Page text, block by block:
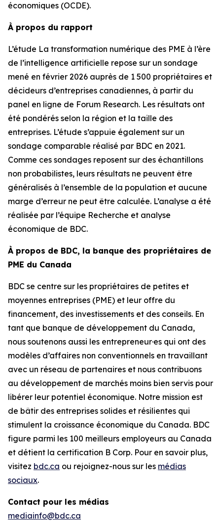
économiques (OCDE).
À propos du rapport
L’étude La transformation numérique des PME à l’ère
de l’intelligence artificielle repose sur un sondage
mené en février 2026 auprès de 1 500 propriétaires et
décideurs d’entreprises canadiennes, à partir du
panel en ligne de Forum Research. Les résultats ont
été pondérés selon la région et la taille des
entreprises. L’étude s’appuie également sur un
sondage comparable réalisé par BDC en 2021.
Comme ces sondages reposent sur des échantillons
non probabilistes, leurs résultats ne peuvent être
généralisés à l’ensemble de la population et aucune
marge d’erreur ne peut être calculée. L’analyse a été
réalisée par l’équipe Recherche et analyse
économique de BDC.
À propos de BDC, la banque des propriétaires de
PME du Canada
BDC se centre sur les propriétaires de petites et
moyennes entreprises (PME) et leur offre du
financement, des investissements et des conseils. En
tant que banque de développement du Canada,
nous soutenons aussi les entrepreneur·es qui ont des
modèles d’affaires non conventionnels en travaillant
avec un réseau de partenaires et nous contribuons
au développement de marchés moins bien servis pour
libérer leur potentiel économique. Notre mission est
de bâtir des entreprises solides et résilientes qui
stimulent la croissance économique du Canada. BDC
figure parmi les 100 meilleurs employeurs au Canada
et détient la certification B Corp. Pour en savoir plus,
visitez bdc.ca ou rejoignez-nous sur les médias
sociaux.
Contact pour les médias
mediainfo@bdc.ca